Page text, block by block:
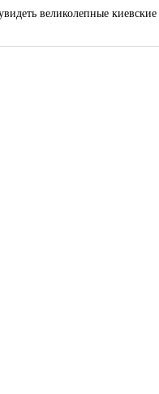
великолепные